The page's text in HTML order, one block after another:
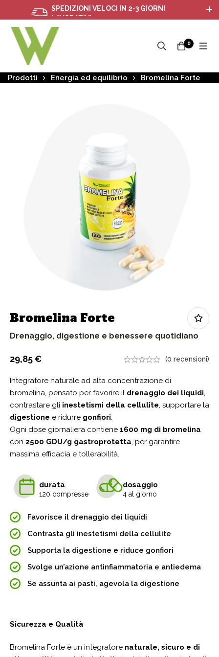
SPEDIZIONI VELOCI IN 2-3 GIORNI
LAVORATIVI
0
Prodotti Energia ed equilibrio Bromelina Forte
Bromelina Forte
Drenaggio, digestione e benessere quotidiano
29,85€ (0 recensioni)
Integratore naturale ad alta concentrazione di
bromelina, pensato per favorire il drenaggio dei liquidi,
contrastare gli inestetismi della cellulite, supportare la
digestione e ridurre gonfiori.
Ogni dose giornaliera contiene 1600 mg di bromelina
con 2500 GDU/g gastroprotetta, per garantire
massima efficacia e tollerabilità.
durata
120 compresse
dosaggio
4 al giorno
Favorisce il drenaggio dei liquidi
Contrasta gli inestetismi della cellulite
Supporta la digestione e riduce gonfiori
Svolge un’azione antinfiammatoria e antiedema
Se assunta ai pasti, agevola la digestione
Sicurezza e Qualità
Bromelina Forte è un integratore naturale, sicuro e di